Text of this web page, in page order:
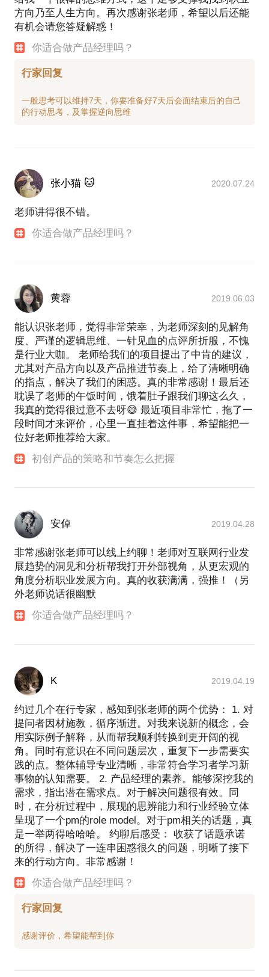
方向乃至人生方向。再次感谢张老师，希望以后还能
有机会请您答疑解惑！
你适合做产品经理吗？
行家回复
一般思考可以维持7天，你要准备好7天后会面结束后的自己
张小猫 🐱 2020.07.24
老师讲得很不错。
你适合做产品经理吗？
黄蓉 2019.06.03
能认识张老师，觉得非常荣幸，为老师深刻的见解角
度、严谨的逻辑思维、一针见血的点评所折服，不愧
是行业大咖。 老师给我们的项目提出了中肯的建议，
尤其对产品方向以及产品推进节奏上，给了清晰明确
的指点，解决了我们的困惑。真的非常感谢！最后还
耽误了老师的午饭时间，饿着肚子跟我们聊这么久，
我真的觉得很过意不去呀😅 最近项目非常忙，拖了一
段时间才来评价，心里一直挂着这件事，希望能把一
位好老师推荐给大家。
初创产品的策略和节奏怎么把握
安倬 2019.04.28
非常感谢张老师可以线上约聊！老师对互联网行业发
展趋势的洞见和分析帮我打开外部视角，从更宏观的
角度分析职业发展方向。真的收获满满，强推！（另
外老师说话很幽默
你适合做产品经理吗？
K 2019.04.19
约过几个在行专家，感知到张老师的两个优势： 1. 对
提问者因材施教，循序渐进。对我来说新的概念，会
用实际例子解释，从而帮我顺利转换到更开阔的视
角。同时有意识在不同问题层次，重复下一步需要实
践的点。整体辅导专业清晰，非常符合学习者学习新
事物的认知需要。 2. 产品经理的素养。能够深挖我的
需求，指出潜在需求点。对于解决问题很有效。同
时，在分析过程中，展现的思辨能力和行业经验立体
呈现了一个pm的role model。对于pm相关的话题，真
是一举两得哈哈哈。 约聊后感受： 收获了话题承诺
的所得，解决了一连串困惑很久的问题，明晰了接下
来的行动方向。非常感谢！
你适合做产品经理吗？
行家回复